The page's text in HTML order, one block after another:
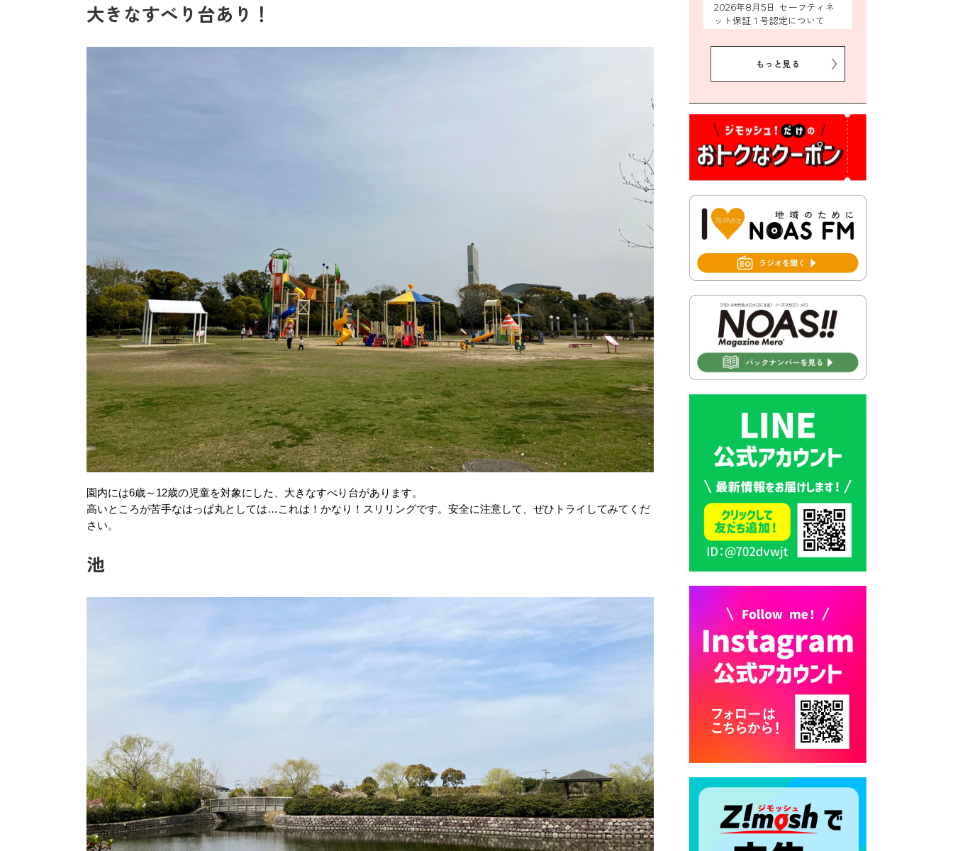
大きなすべり台あり！
園内には6歳～12歳の児童を対象にした、大きなすべり台があります。
高いところが苦手なはっぱ丸としては…これは！かなり！スリリングです。安全に注意して、ぜひトライしてみてくだ
さい。
池
2026年8月5日 セーフティネ
ット保証１号認定について
2026年8月5日 豊前市プレミ
アム付き商品券事業に関する
2026年8月5日 豊前市クリー
2026年8月3日 千束地域づく
り協議会
集！
地震義援金の受付について
総合計画後期基本計画策定業
務委託に係る質問回答につい
て
2026年7月31日 市税等の納付
書が変わります！
中学校の進捗状況について
2026年7月30日 豊前市立学校
再編成準備協議会
2026年7月30日 豊前市立学校
紹介≪再編計画の見直しにつ
いて≫
2026年7月29日 豊前市指定ご
み袋販売のお知らせ
催決定！
2026年7月28日 ごみ収集日の
お知らせ
2026年7月28日 令和8年度
京築地区水道企業団職員採用
試験（募集）
2026年7月27日 マイナンバー
カード交付に伴う休日および
平日夜間開庁の案内
2026年7月22日 令和８年度
「こども文化パスポート事
業」
2026年7月21日 卜仙の郷 お
もっと見る